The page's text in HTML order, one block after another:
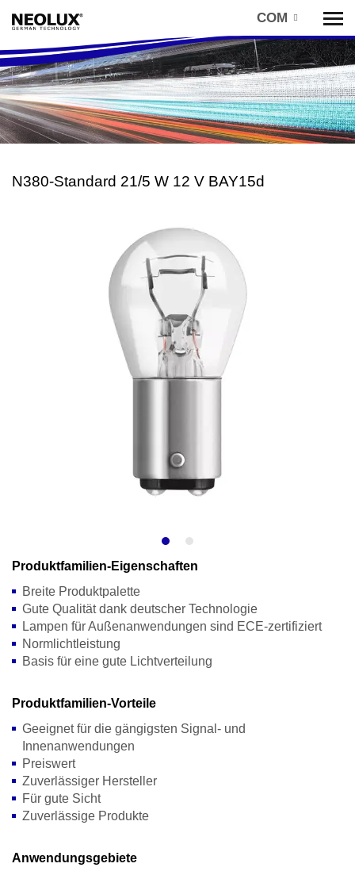
COM
N380-Standard 21/5 W 12 V BAY15d
Produktfamilien-Eigenschaften
Breite Produktpalette
Gute Qualität dank deutscher Technologie
Lampen für Außenanwendungen sind ECE-zertifiziert
Normlichtleistung
Basis für eine gute Lichtverteilung
Produktfamilien-Vorteile
Geeignet für die gängigsten Signal- und
Innenanwendungen
Preiswert
Zuverlässiger Hersteller
Für gute Sicht
Zuverlässige Produkte
Anwendungsgebiete